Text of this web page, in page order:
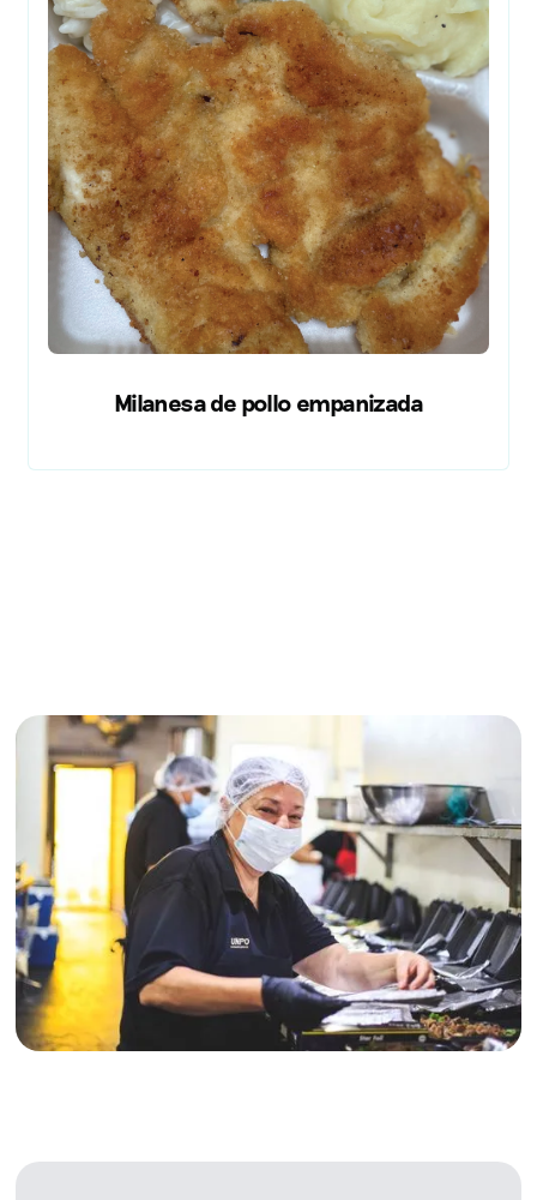
Milanesa de pollo empanizada